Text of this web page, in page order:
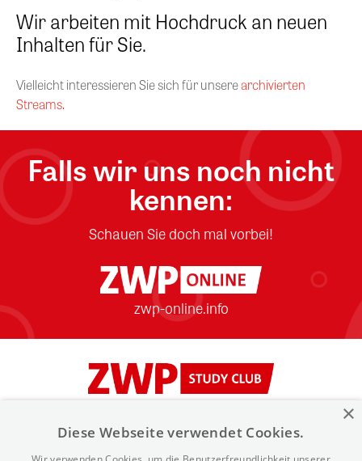
Wir arbeiten mit Hochdruck an neuen
Inhalten für Sie.
Vielleicht interessieren Sie sich für unserearchivierten
Streams.
Falls wir uns noch nicht
kennen:
Schauen Sie doch mal vorbei!
zwp-online.info
×
Diese Webseite verwendet Cookies.